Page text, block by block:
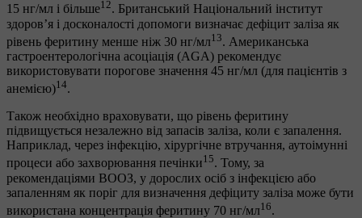
15 нг/мл і більше12. Британський Національний інститут
здоров’я і досконалості допомоги визначає дефіцит заліза як
рівень феритину менше ніж 30 нг/мл13. Американська
гастроентерологічна асоціація (AGA) рекомендує
використовувати порогове значення 45 нг/мл (для пацієнтів з
анемією)14.
Також необхідно враховувати, що рівень феритину
підвищується незалежно від запасів заліза, коли є запалення.
Наприклад, через інфекцію, хірургічне втручання, аутоімунні
процеси або захворювання печінки15. Тому, за
рекомендаціями ВООЗ, у дорослих осіб з інфекцією або
запаленням як поріг для визначення дефіциту заліза може бути
використана концентрація феритину 70 нг/мл16.